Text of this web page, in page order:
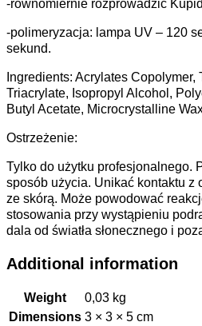
-równomiernie rozprowadzić
-polimeryzacja: lampa UV – 120
sekund.
Ingredients: Acrylates
Triacrylate, Isopropyl Alcohol,
Butyl Acetate, Microcrystalline
Ostrzeżenie:
Tylko do użytku profesjonalnego.
sposób użycia. Unikać kontaktu z
ze skórą. Może powodować
stosowania przy wystąpieniu
dala od światła słonecznego i
Additional information
Weight
0,03 kg
Dimensions 3 × 3 × 5 cm